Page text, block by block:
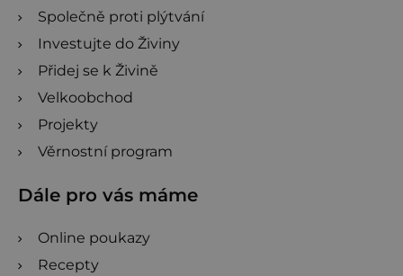
Společně proti plýtvání
Investujte do Živiny
Přidej se k Živině
Velkoobchod
Projekty
Věrnostní program
Dále pro vás máme
Online poukazy
Recepty